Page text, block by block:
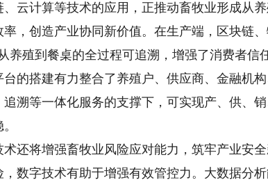
计算等技术的应用，正推动畜牧业形成从养
率，创造产业协同新价值。在生产端，区块链
养殖到餐桌的全过程可追溯，增强了消费者信
台的搭建有力整合了养殖户、供应商、金融机
追溯等一体化服务的支撑下，可实现产、供、
将增强畜牧业风险应对能力，筑牢产业安全
，数字技术有助于增强有效管控力。大数据分